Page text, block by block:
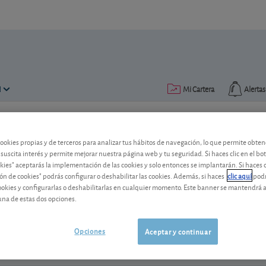
Alertas
Mi Cartera
2 min.
iShares $ HY Corp. Bond
correctos?
Uno de nuestros socios nos comenta
propias y de terceros para analizar tus hábitos de navegación, lo que permite
interés y permite mejorar nuestra página web y tu seguridad. Si haces clic en el
aceptarás la implementación de las cookies y solo entonces se implantarán. Si haces
de cookies" podrás configurar o deshabilitar las cookies. Además, si haces clic aquí
y configurarlas o deshabilitarlas en cualquier momento. Este banner se mantendrá
de estas dos opciones.
Aceptar y continuar
Opciones